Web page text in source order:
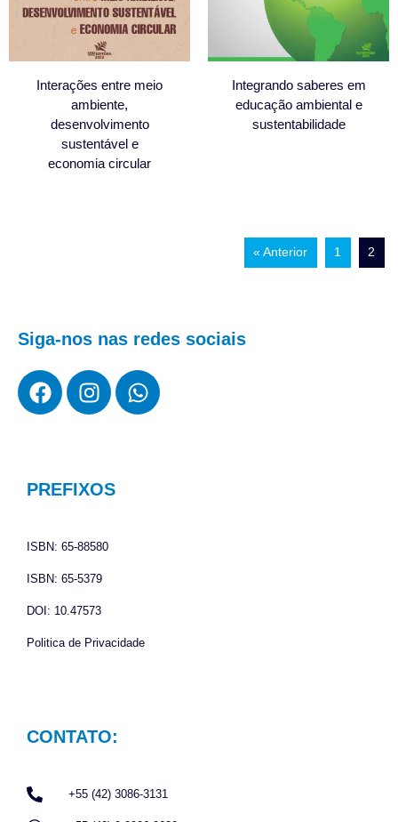
Interações entre meio
ambiente,
desenvolvimento
sustentável e
economia circular
Integrando saberes em
educação ambiental e
sustentabilidade
« Anterior 1 2
Siga-nos nas redes sociais
F
a
o
k
I
n
g
a
m
W
h
PREFIXOS
ISBN: 65-88580
ISBN: 65-5379
DOI: 10.47573
Politica de Privacidade
CONTATO:
+55 (42) 3086-3131